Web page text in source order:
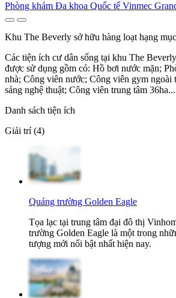
Phòng khám Đa khoa Quốc tế Vinmec
Khu The Beverly sở hữu hàng loạt hạng
Các tiện ích cư dân sống tại khu The
được sử dụng gồm có: Hồ bơi nước mặn;
nhà; Công viên nước; Công viên gym ngoài
sáng nghệ thuật; Công viên trung tâm 36ha...
Danh sách tiện ích
Giải trí (4)
Quảng trường Golden Eagle
Tọa lạc tại trung tâm đại đô thị
trường Golden Eagle là một trong
tượng mới nổi bật nhất hiện nay.